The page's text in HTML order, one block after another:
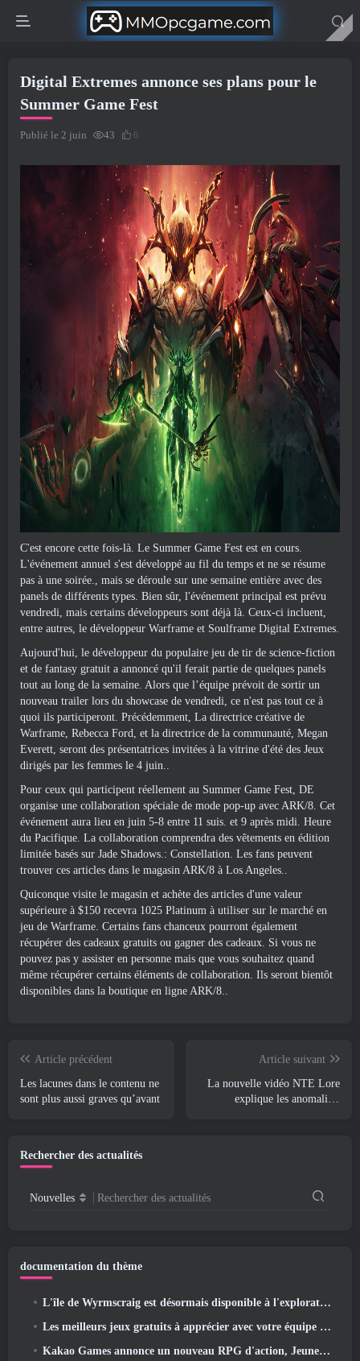
Digital Extremes annonce ses plans pour le
Summer Game Fest
Publié le 2 juin 43 6
C'est encore cette fois-là. Le Summer Game Fest est en cours.
L'événement annuel s'est développé au fil du temps et ne se résume
pas à une soirée., mais se déroule sur une semaine entière avec des
panels de différents types. Bien sûr, l'événement principal est prévu
vendredi, mais certains développeurs sont déjà là. Ceux-ci incluent,
entre autres, le développeur Warframe et Soulframe Digital Extremes.
Aujourd'hui, le développeur du populaire jeu de tir de science-fiction
et de fantasy gratuit a annoncé qu'il ferait partie de quelques panels
tout au long de la semaine. Alors que l’équipe prévoit de sortir un
nouveau trailer lors du showcase de vendredi, ce n'est pas tout ce à
quoi ils participeront. Précédemment, La directrice créative de
Warframe, Rebecca Ford, et la directrice de la communauté, Megan
Everett, seront des présentatrices invitées à la vitrine d'été des Jeux
dirigés par les femmes le 4 juin..
Pour ceux qui participent réellement au Summer Game Fest, DE
organise une collaboration spéciale de mode pop-up avec ARK/8. Cet
événement aura lieu en juin 5-8 entre 11 suis. et 9 après midi. Heure
du Pacifique. La collaboration comprendra des vêtements en édition
limitée basés sur Jade Shadows.: Constellation. Les fans peuvent
trouver ces articles dans le magasin ARK/8 à Los Angeles..
Quiconque visite le magasin et achète des articles d'une valeur
supérieure à $150 recevra 1025 Platinum à utiliser sur le marché en
jeu de Warframe. Certains fans chanceux pourront également
récupérer des cadeaux gratuits ou gagner des cadeaux. Si vous ne
pouvez pas y assister en personne mais que vous souhaitez quand
même récupérer certains éléments de collaboration. Ils seront bientôt
disponibles dans la boutique en ligne ARK/8..
Article précédent
Les lacunes dans le contenu ne
sont plus aussi graves qu’avant
Article suivant
La nouvelle vidéo NTE Lore
explique les anomalies,
Rechercher des actualités
Nouvelles Rechercher des actualités
documentation du thème
L'île de Wyrmscraig est désormais disponible à l'exploration dans Old School RuneScape
Les meilleurs jeux gratuits à apprécier avec votre équipe (2026)
Kakao Games annonce un nouveau RPG d'action, Jeune gardienne